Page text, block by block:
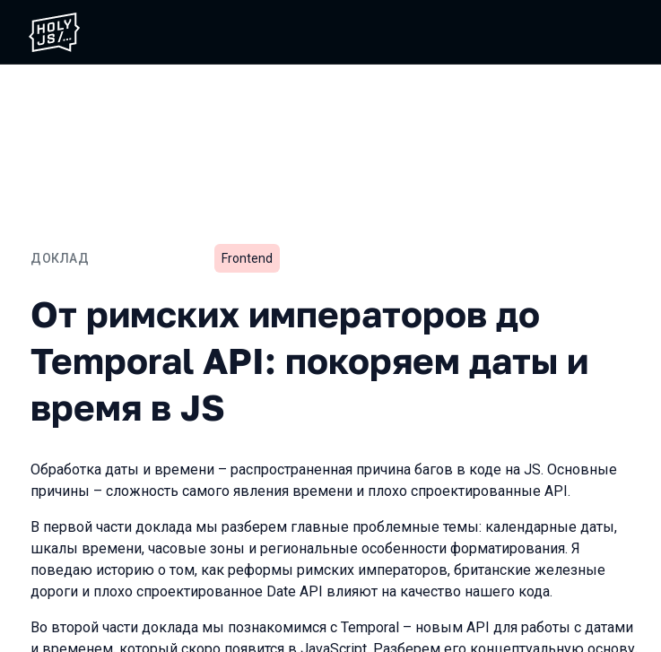
ДОКЛАД
От римских императоров до Temporal API:
Frontend
От римских императоров до
Temporal API: покоряем даты и
время в JS
Обработка даты и времени – распространенная причина багов в коде на JS. Основные
причины – сложность самого явления времени и плохо спроектированные API.
В первой части доклада мы разберем главные проблемные темы: календарные даты,
шкалы времени, часовые зоны и региональные особенности форматирования. Я
поведаю историю о том, как реформы римских императоров, британские железные
дороги и плохо спроектированное Date API влияют на качество нашего кода.
Во второй части доклада мы познакомимся с Temporal – новым API для работы с датами